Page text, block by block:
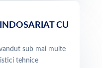
CU
sub mai multe
tehnice